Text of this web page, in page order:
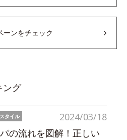
ーンをチェック
ング
2024/03/18
タイル
の流れを図解！正しい